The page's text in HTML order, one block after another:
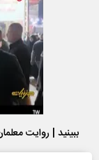
ببینید | روایت